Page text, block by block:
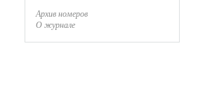
Архив номеров
О журнале